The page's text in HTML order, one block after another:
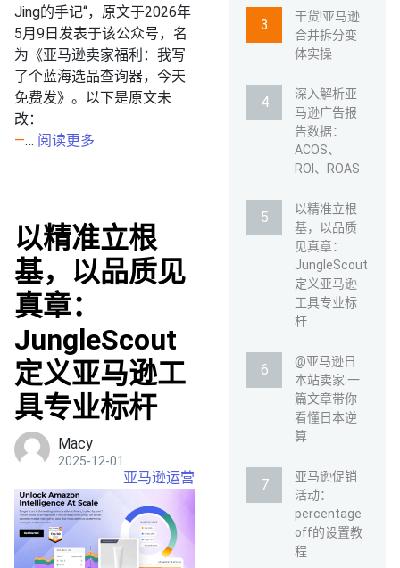
Jing的手记“，原文于2026年
5月9日发表于该公众号，名
为《亚马逊卖家福利：我写
了个蓝海选品查询器，今天
免费发》。以下是原文未
改：
—… 阅读更多
以精准立根
基，以品质见
真章：
JungleScout
定义亚马逊工
具专业标杆
Macy
2025-12-01
亚马逊运营
干货!亚马逊
合并拆分变
体实操
深入解析亚
马逊广告报
告数据：
ACOS、
ROI、ROAS
以精准立根
基，以品质
见真章：
JungleScout
定义亚马逊
工具专业标
杆
@亚马逊日
本站卖家:一
篇文章带你
看懂日本逆
算
亚马逊促销
活动：
percentage
off的设置教
程